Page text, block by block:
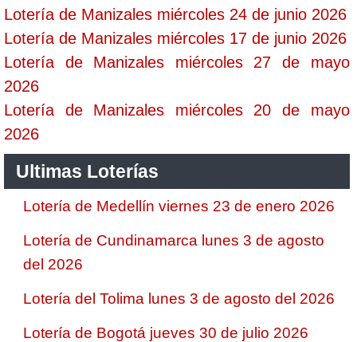
Lotería de Manizales miércoles 24 de junio 2026
Lotería de Manizales miércoles 17 de junio 2026
Lotería de Manizales miércoles 27 de mayo
2026
Lotería de Manizales miércoles 20 de mayo
2026
Ultimas Loterías
Lotería de Medellín viernes 23 de enero 2026
Lotería de Cundinamarca lunes 3 de agosto
del 2026
Lotería del Tolima lunes 3 de agosto del 2026
Lotería de Bogotá jueves 30 de julio 2026